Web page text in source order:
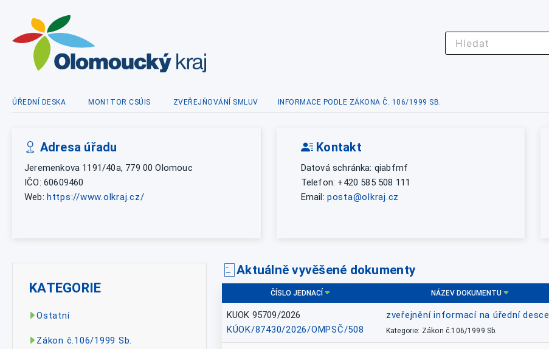
ÚŘEDNÍ DESKA MON1TOR CSÚIS ZVEŘEJŇOVÁNÍ SMLUV INFORMACE PODLE ZÁKONA Č. 106/1999 SB.
Adresa úřadu
Jeremenkova 1191/40a, 779 00 Olomouc
IČO: 60609460
Web: https://www.olkraj.cz/
Kontakt
Datová schránka: qiabfmf
Telefon: +420 585 508 111
Email: posta@olkraj.cz
KATEGORIE
Ostatní
Zákon č.106/1999 Sb.
Aktuálně vyvěšené dokumenty
ČÍSLO JEDNACÍ NÁZEV DOKUMENTU
KUOK 95709/2026
KÚOK/87430/2026/OMPSČ/508
zveřejnění informací na úřední desce
Kategorie: Zákon č.106/1999 Sb.